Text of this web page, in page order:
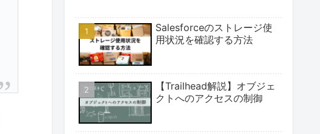
Salesforceのストレージ使
用状況を確認する方法
【Trailhead解説】オブジェ
クトへのアクセスの制御